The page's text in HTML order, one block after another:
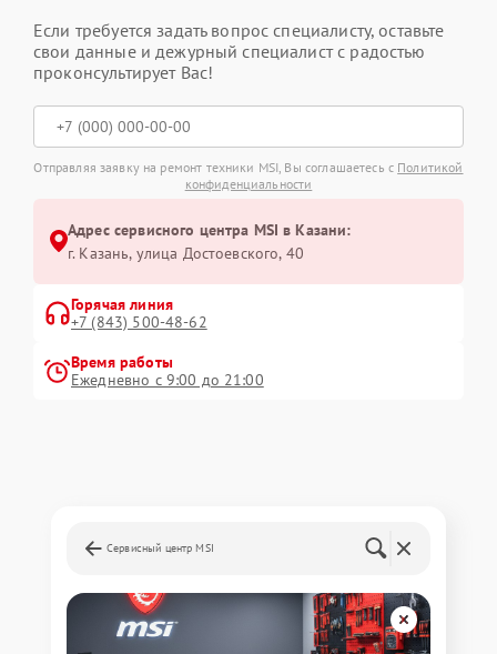
Если требуется задать вопрос специалисту, оставьте
свои данные и дежурный специалист с радостью
проконсультирует Вас!
Отправляя заявку на ремонт техники MSI, Вы соглашаетесь с Политикой
конфиденциальности
Адрес сервисного центра MSI в Казани:
г. Казань, улица Достоевского, 40
Горячая линия
+7 (843) 500-48-62
Время работы
Ежедневно с 9:00 до 21:00
Сервисный центр MSI